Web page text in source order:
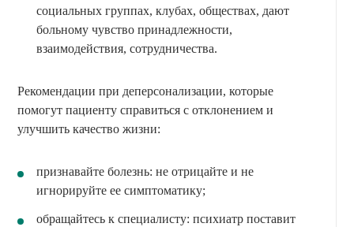
социальных группах, клубах, обществах, дают
больному чувство принадлежности,
взаимодействия, сотрудничества.
Рекомендации при деперсонализации, которые
помогут пациенту справиться с отклонением и
улучшить качество жизни:
признавайте болезнь: не отрицайте и не
игнорируйте ее симптоматику;
обращайтесь к специалисту: психиатр поставит